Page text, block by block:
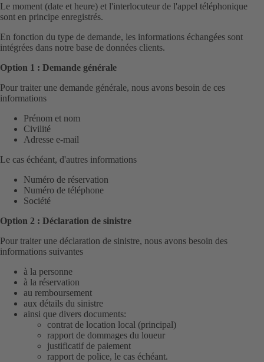
Le moment (date et heure) et l'interlocuteur de l'appel téléphonique
sont en principe enregistrés.
En fonction du type de demande, les informations échangées sont
intégrées dans notre base de données clients.
Option 1 : Demande générale
Pour traiter une demande générale, nous avons besoin de ces
informations
Prénom et nom
Civilité
Adresse e-mail
Le cas échéant, d'autres informations
Numéro de réservation
Numéro de téléphone
Société
Option 2 : Déclaration de sinistre
Pour traiter une déclaration de sinistre, nous avons besoin des
informations suivantes
à la personne
à la réservation
au remboursement
aux détails du sinistre
ainsi que divers documents:
contrat de location local (principal)
rapport de dommages du loueur
justificatif de paiement
rapport de police, le cas échéant.